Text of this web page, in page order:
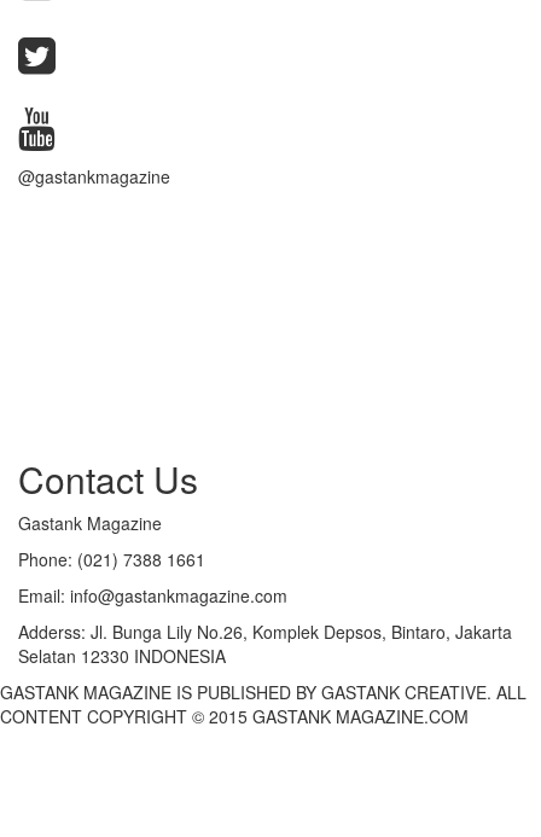
@gastankmagazine
Contact Us
Gastank Magazine
Phone: (021) 7388 1661
Email: info@gastankmagazine.com
Adderss: Jl. Bunga Lily No.26, Komplek Depsos, Bintaro, Jakarta
Selatan 12330 INDONESIA
GASTANK MAGAZINE IS PUBLISHED BY GASTANK CREATIVE. ALL
CONTENT COPYRIGHT © 2015 GASTANK MAGAZINE.COM